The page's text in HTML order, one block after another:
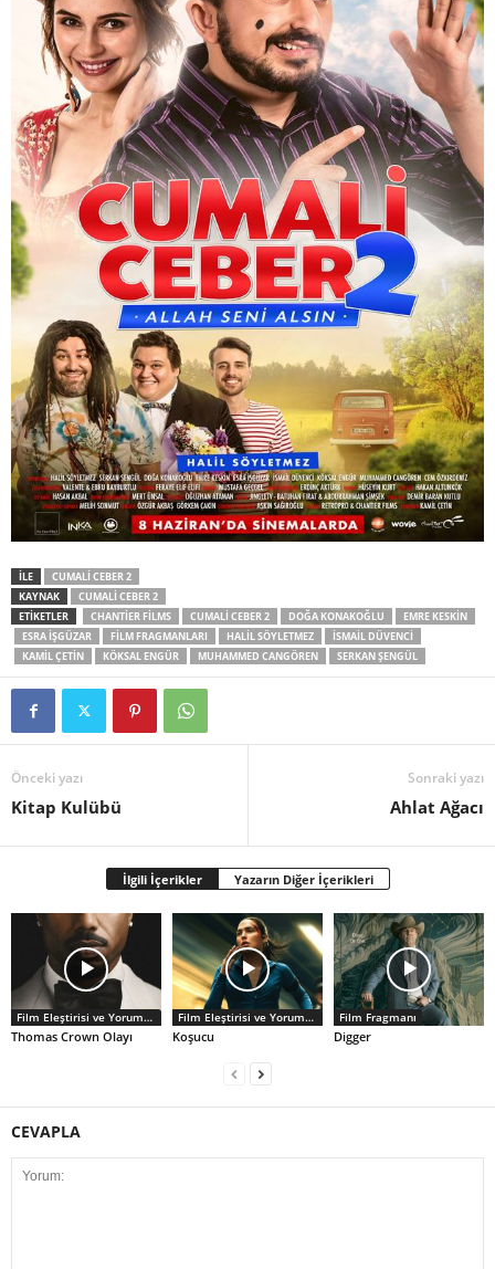
İLE
CUMALI CEBER 2
KAYNAK
CUMALI CEBER 2
ETİKETLER
CHANTIER FILMS CUMALI CEBER 2 DOĞA KONAKOĞLU
EMRE KESKIN
ESRA İŞGÜZAR
FILM FRAGMANLARI HALIL SÖYLETMEZ
İSMAIL DÜVENCI
KAMIL ÇETIN
KÖKSAL ENGÜR MUHAMMED CANGÖREN SERKAN ŞENGÜL
Önceki yazı
Kitap Kulübü
Sonraki yazı
Ahlat Ağacı
İlgili İçerikler Yazarın Diğer İçerikleri
Film Eleştirisi ve Yorumlar
Thomas Crown Olayı
Film Eleştirisi ve Yorumlar
Koşucu
Film Fragmanı
Digger
CEVAPLA